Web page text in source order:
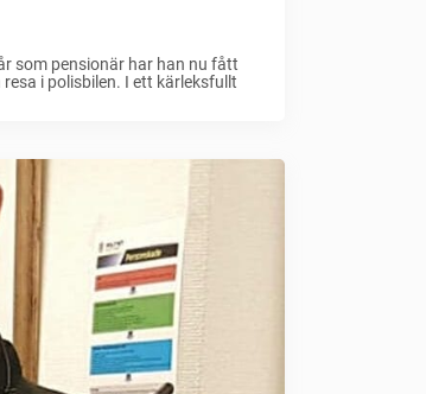
som pensionär har han nu fått
i polisbilen. I ett kärleksfullt